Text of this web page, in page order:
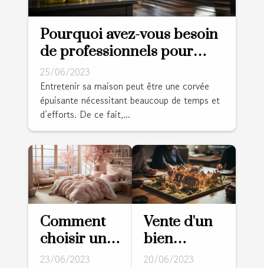
Pourquoi avez-vous besoin
de professionnels pour
nettoyer votre domicile ?
25/06/2023
Entretenir sa maison peut être une corvée
épuisante nécessitant beaucoup de temps et
d’efforts. De ce fait,...
Comment
choisir une
bonne
23/06/2023
Vente d'un
bien
immobilier :
20/06/2023